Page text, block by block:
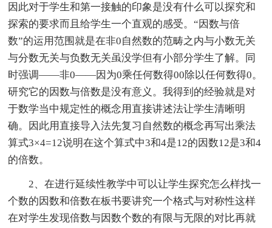
因此对于学生和第一接触的印象是没有什么可以探究和
探索的要求而且给学生一个直观的感受。“因数与倍
数”的运用范围就是在非0自然数的范畴之内与小数无关
与分数无关与负数无关虽没学但有小部分学生了解。同
时强调——非0——因为0乘任何数得00除以任何数得0。
研究它的因数与倍数是没有意义。我得到的经验就是对
于数学当中规定性的概念用直接讲述法让学生清晰明
确。因此用直接导入法先复习自然数的概念再写出乘法
算式3×4=12说明在这个算式中3和4是12的因数12是3和4
的倍数。
2、在进行延续性教学中可以让学生探究怎么样找一
个数的因数和倍数在板书要讲究一个格式与对称性这样
在对学生发现倍数与因数个数的有限与无限的对比再就